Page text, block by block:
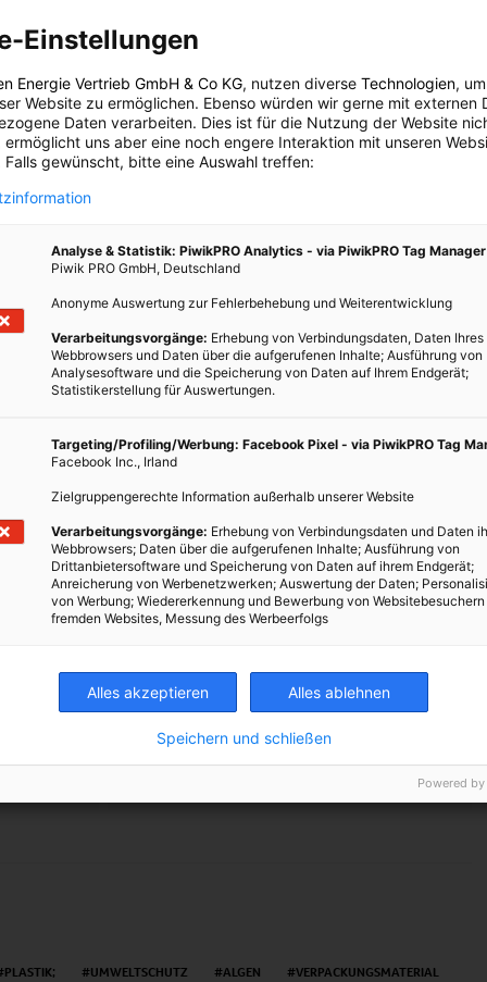
dass sie essbar ist, zu Nutze machen. Cornflakes und
Zuckerfilm überzogen, damit sie sich in der Milch nicht
könnte man durch Kaseinüberzug ersetzen. Auch in
wie etwa Pizzaschachteln, könnte das Material zum Einsatz
Bis zu einem gewissen Grad ist es sogar
hingegen löst es sich auf. Diese Eigenschaft wiederum
etwa Instantsuppen oder Löskaffee perfekt, man könnte
Wasser übergießen. Eine Kartonschachtel wäre
Portionspäckchen.
zurzeit das Material weiter zu verbessern, entwickelt aber
Interessenten. Dennoch wird man, laut eigener Aussage,
bevor dieses Material wirklich kommerziell eingesetzt werden
über Gemüse, Obst, nachhaltige Supermärkte, schädliche
mehr. Mit folgenden Links gelangst du der Reihe nach zu
für Einsteiger bis zu Profis.
durch den Tag
haltbar dank Bio-Plastik
PLASTIK; UMWELTSCHUTZ ALGEN
VERPACKUNGSMATERIAL
Einstellungen
Energie Vertrieb GmbH & Co KG, nutzen diverse Technologien,
Website zu ermöglichen. Ebenso würden wir gerne mit externen
Daten verarbeiten. Dies ist für die Nutzung der Website
ermöglicht uns aber eine noch engere Interaktion mit unseren
Falls gewünscht, bitte eine Auswahl treffen:
Analyse & Statistik: PiwikPRO Analytics - via PiwikPRO Tag Manager
Piwik PRO GmbH, Deutschland
Anonyme Auswertung zur Fehlerbehebung und Weiterentwicklung
Verarbeitungsvorgänge: Erhebung von Verbindungsdaten, Daten Ihres
Webbrowsers und Daten über die aufgerufenen Inhalte; Ausführung von
Analysesoftware und die Speicherung von Daten auf Ihrem Endgerät;
Statistikerstellung für Auswertungen.
Targeting/Profiling/Werbung: Facebook Pixel - via PiwikPRO Tag
Facebook Inc., Irland
Zielgruppengerechte Information außerhalb unserer Website
Verarbeitungsvorgänge: Erhebung von Verbindungsdaten und Daten
Webbrowsers; Daten über die aufgerufenen Inhalte; Ausführung von
Drittanbietersoftware und Speicherung von Daten auf ihrem Endgerät;
Anreicherung von Werbenetzwerken; Auswertung der Daten;
von Werbung; Wiedererkennung und Bewerbung von
fremden Websites, Messung des Werbeerfolgs
Alles akzeptieren Alles ablehnen
Speichern und schließen
Powered by